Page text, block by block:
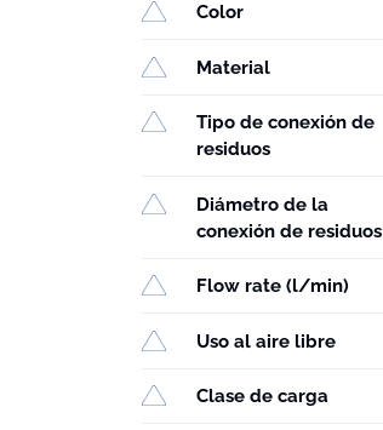
Color
Material
Tipo de conexión de
residuos
Diámetro de la
conexión de residuos
Flow rate (l/min)
Uso al aire libre
Clase de carga